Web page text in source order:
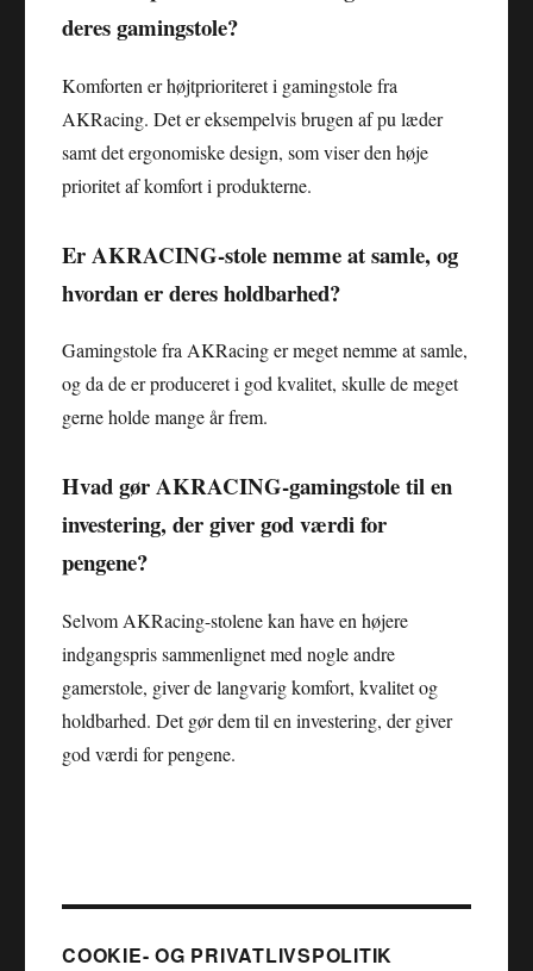
deres gamingstole?
Komforten er højtprioriteret i gamingstole fra
AKRacing. Det er eksempelvis brugen af pu læder
samt det ergonomiske design, som viser den høje
prioritet af komfort i produkterne.
Er AKRACING-stole nemme at samle, og
hvordan er deres holdbarhed?
Gamingstole fra AKRacing er meget nemme at samle,
og da de er produceret i god kvalitet, skulle de meget
gerne holde mange år frem.
Hvad gør AKRACING-gamingstole til en
investering, der giver god værdi for
pengene?
Selvom AKRacing-stolene kan have en højere
indgangspris sammenlignet med nogle andre
gamerstole, giver de langvarig komfort, kvalitet og
holdbarhed. Det gør dem til en investering, der giver
god værdi for pengene.
COOKIE- OG PRIVATLIVSPOLITIK